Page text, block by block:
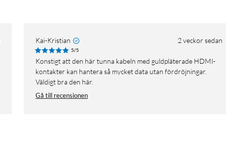
Kai-Kristian 2 veckor sedan
5/5
Konstigt att den här tunna kabeln med guldpläterade HDMI-
kontakter kan hantera så mycket data utan fördröjningar.
Väldigt bra den här.
Gå till recensionen